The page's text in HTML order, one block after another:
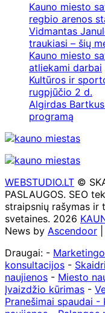
Kauno miesto
regbio arenos
Vidmantas
traukiasi – šių
Kauno miesto
atliekami darbai
Kultūros ir
rugpjūčio 2 d.
Algirdas
programą
WEBSTUDIO.LT ©
PASLAUGOS. SEO
straipsnių rašymas ir
svetaines. 2026
News by Ascendoor
Draugai: -
konsultacijos -
naujienos - Miesto
Įvaizdžio kūrimas -
Pranešimai spaudai -